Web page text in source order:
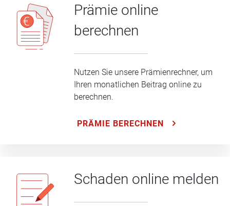
Prämie online
berechnen
Nutzen Sie unsere Prämienrechner, um
Ihren monatlichen Beitrag online zu
berechnen.
PRÄMIE BERECHNEN
Schaden online melden